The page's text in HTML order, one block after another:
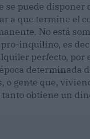
se puede
a que termine el
No está
inquilino, es
perfecto, por
determinada
o gente que,
obtiene un